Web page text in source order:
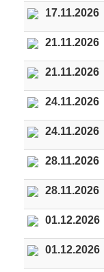
17.11.2026
21.11.2026
21.11.2026
24.11.2026
24.11.2026
28.11.2026
28.11.2026
01.12.2026
01.12.2026